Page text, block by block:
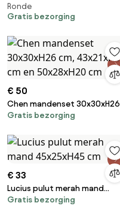
Ronde
Gratis bezorging
€ 50
Chen mandenset 30x30xH26
cm, 43x21xH16 cm en
Gratis bezorging
€ 33
Lucius pulut merah mand
45x25xH45 cm
Gratis bezorging